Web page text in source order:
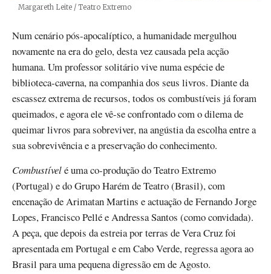
Créditos
Margareth Leite / Teatro Extremo
Num cenário pós-apocalíptico, a humanidade mergulhou
novamente na era do gelo, desta vez causada pela acção
humana. Um professor solitário vive numa espécie de
biblioteca-caverna, na companhia dos seus livros. Diante da
escassez extrema de recursos, todos os combustíveis já foram
queimados, e agora ele vê-se confrontado com o dilema de
queimar livros para sobreviver, na angústia da escolha entre a
sua sobrevivência e a preservação do conhecimento.
Combustívelé uma co-produção do Teatro Extremo
(Portugal) e do Grupo Harém de Teatro (Brasil), com
encenação de Arimatan Martins e actuação de Fernando Jorge
Lopes, Francisco Pellé e Andressa Santos (como convidada).
A peça, que depois da estreia por terras de Vera Cruz foi
apresentada em Portugal e em Cabo Verde, regressa agora ao
Brasil para uma pequena digressão em de Agosto.